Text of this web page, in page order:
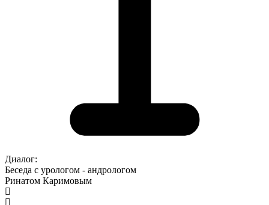
Диалог:
Беседа с урологом - андрологом
Ринатом Каримовым